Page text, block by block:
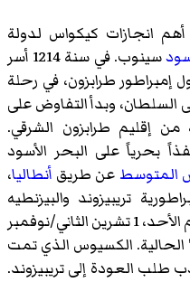
انجازات كيكواس لدولة
سينوب. في سنة 1214 أسر
إمبراطور طرابزون، في رحلة
السلطان، وبدأ التفاوض على
إقليم طرابزون الشرقي.
بحرياً على البحر الأسود
المتوسط عن طريق أنطاليا،
تريبيزوند والبيزنطيه
إمبراطورية نيقية. وقد تأثر النقل يوم الأحد، 1 تشرين الثاني/نوفمبر
الكسيوس الذي تمت
طلب العودة إلى تريبيزوند.